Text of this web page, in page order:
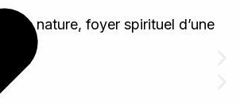
de nature, foyer spirituel d’une